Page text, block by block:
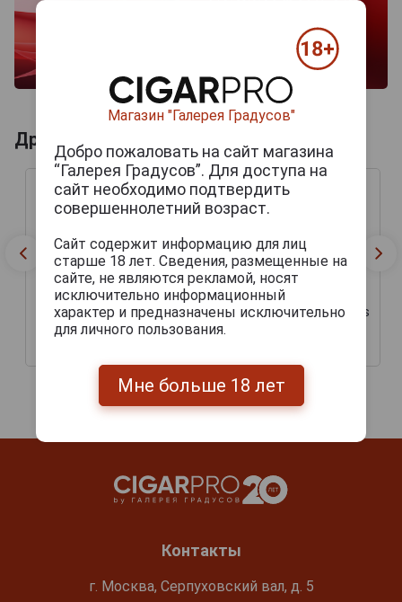
Другие продукты бренда DAVIDOFF
Сигары Davidoff Winston
Churchill Robusto
Сигары Davidoff Primeros
Контакты
г. Москва, Серпуховский вал, д. 5
Магазин "Галерея Градусов"
Добро пожаловать на сайт магазина
“Галерея Градусов”. Для доступа на
сайт необходимо подтвердить
совершеннолетний возраст.
Сайт содержит информацию для лиц
старше 18 лет. Сведения, размещенные на
сайте, не являются рекламой, носят
исключительно информационный
характер и предназначены исключительно
для личного пользования.
Мне больше 18 лет